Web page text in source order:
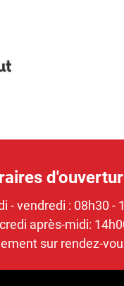
- vendredi : 08h30 -
après-midi:
sur rendez-